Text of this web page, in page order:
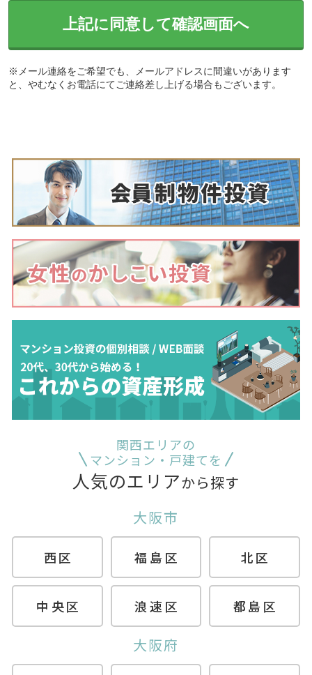
上記に同意して確認画面へ
※メール連絡をご希望でも、メールアドレスに間違いがあります
と、やむなくお電話にてご連絡差し上げる場合もございます。
関西エリアの
マンション・戸建てを
人気のエリアから探す
大阪市
西区 福島区 北区
中央区 浪速区 都島区
大阪府